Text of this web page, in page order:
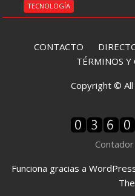
TECNOLOGÍA
CONTACTO
TÉRMINOS Y
Copyright ©
Funciona gracias a